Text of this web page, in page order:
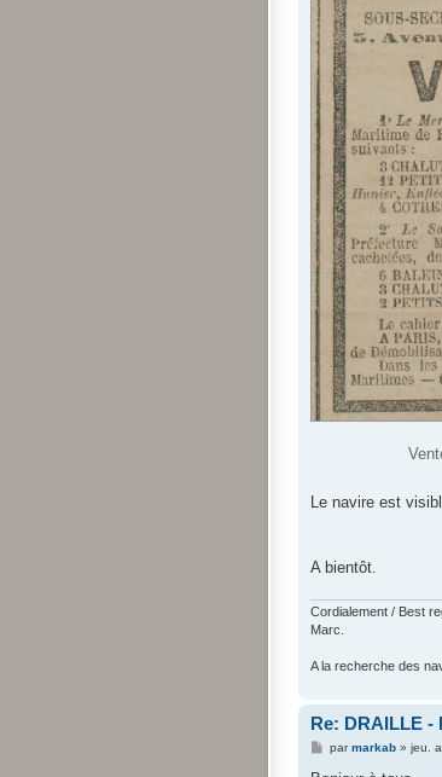
Le navire est
A bientôt.
Cordialement / Best
Marc.
A la recherche des
Re: DRAILLE
Mparmarkab» jeu.